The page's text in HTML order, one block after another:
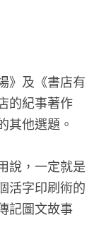
》及《書店有
的紀事著作
其他選題。
說，一定就是
活字印刷術的
記圖文故事